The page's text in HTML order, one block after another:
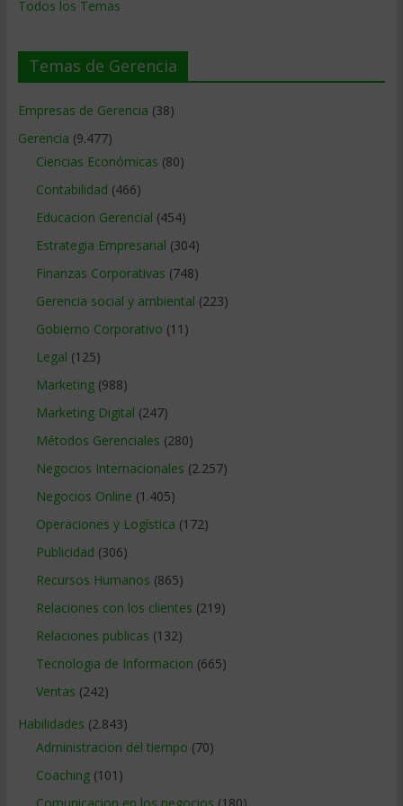
Todos los Temas
Temas de Gerencia
Empresas de Gerencia (38)
Gerencia (9.477)
Ciencias Económicas (80)
Contabilidad (466)
Educacion Gerencial (454)
Estrategia Empresarial (304)
Finanzas Corporativas (748)
Gerencia social y ambiental (223)
Gobierno Corporativo (11)
Legal (125)
Marketing(988)
Marketing Digital (247)
Métodos Gerenciales (280)
Negocios Internacionales (2.257)
Negocios Online (1.405)
Operaciones y Logística (172)
Publicidad (306)
Recursos Humanos (865)
Relaciones con los clientes (219)
Relaciones publicas (132)
Tecnologia de Informacion (665)
Ventas (242)
Habilidades (2.843)
Administracion del tiempo (70)
Coaching(101)